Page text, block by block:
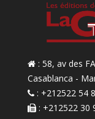
: 58, av des
Casablanca -
: +212522 54
: +212522 30